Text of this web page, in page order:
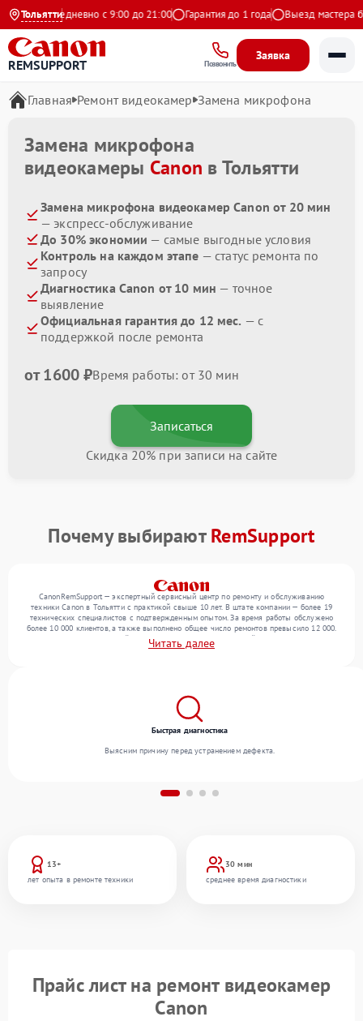
Тольятти
Ежедневно с 9:00 до 21:00 Гарантия до 1 года Выезд мастера
REMSUPPORT Позвонить
Заявка
Главная Ремонт видеокамер Замена микрофона
Замена микрофона
видеокамеры Canon в Тольятти
Замена микрофона видеокамер Canon от 20 мин
— экспресс-обслуживание
До 30% экономии — самые выгодные условия
Контроль на каждом этапе — статус ремонта по
запросу
Диагностика Canon от 10 мин — точное
выявление
Официальная гарантия до 12 мес. — с
поддержкой после ремонта
от 1600 ₽Время работы: от 30 мин
Записаться
Скидка 20% при записи на сайте
Почему выбираютRemSupport
CanonRemSupport — экспертный сервисный центр по ремонту и обслуживанию
техники Canon в Тольятти с практикой свыше 10 лет. В штате компании — более 19
технических специалистов с подтвержденным опытом. За время работы обслужено
более 10 000 клиентов, а также выполнено общее число ремонтов превысило 12 000.
Ежемесячно в сервисный центр поступает более 300 устройств, включая , , . Мы
работаем с широким спектром неисправностей и поддерживаем высокий стандарт
Читать далее
13+
лет опыта в ремонте техники
30 мин
среднее время диагностики
Быстрая диагностика
Выясним причину перед устранением дефекта.
Прайс лист на ремонт видеокамер
Canon